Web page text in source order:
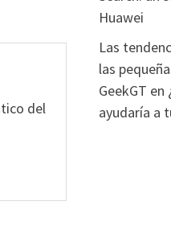
del
Huawei
Las
las
GeekGT en
ayudaría a